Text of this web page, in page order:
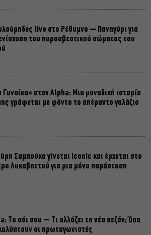
live στο Ρέθυμνο – Πανηγύρι για
του πυροσβεστικού σώματος του
Γυναίκα» στον Alpha: Μια μοναδική ιστορία
γράφεται με φόντο το απέραντο γαλάζιο
Σαμπούκα γίνεται iconic και έρχεται στο
Λυκαβηττού για μια μόνο παράσταση
Το σόι σου – Τι αλλάζει τη νέα σεζόν; Όσα
οι πρωταγωνιστές